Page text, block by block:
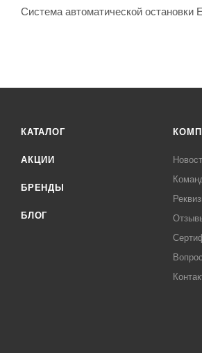
Система автоматической остановки
КАТАЛОГ
АКЦИИ
БРЕНДЫ
БЛОГ